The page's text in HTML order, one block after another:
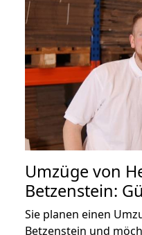
Umzüge von
Betzenstein:
Sie planen einen
Betzenstein und